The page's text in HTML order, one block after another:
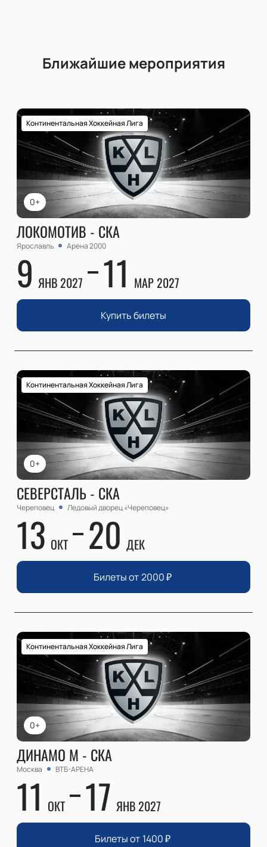
Ближайшие мероприятия
0+
Континентальная Хоккейная Лига
ЛОКОМОТИВ - СКА
Ярославль Арена 2000
9 ЯНВ 2027 11 МАР 2027
Купить билеты
0+
Континентальная Хоккейная Лига
СЕВЕРСТАЛЬ - СКА
Череповец Ледовый дворец «Череповец»
13 ОКТ 20 ДЕК
Билеты от 2000₽
0+
Континентальная Хоккейная Лига
ДИНАМО М - СКА
Москва ВТБ-АРЕНА
11 ОКТ 17 ЯНВ 2027
Билеты от 1400₽